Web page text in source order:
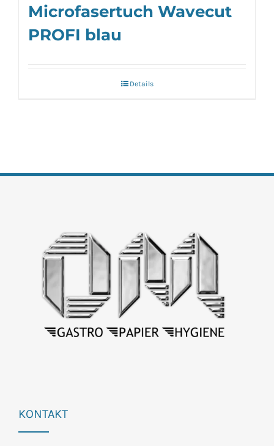
Microfasertuch Wavecut
PROFI blau
Details
KONTAKT